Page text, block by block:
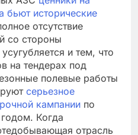
бьют исторические
отсутствие
со стороны
и тем, что
на тендерах под
полевые работы
серьезное
кампании по
Когда
отрасль